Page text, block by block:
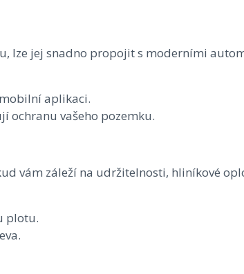
lze jej snadno propojit s moderními
aplikaci.
ochranu vašeho pozemku.
vám záleží na udržitelnosti, hliníkové
plotu.